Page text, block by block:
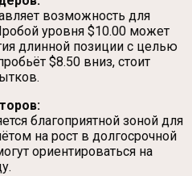
возможность для
уровня $10.00 может
длинной позиции с целью
$8.50 вниз, стоит
благоприятной зоной для
на рост в долгосрочной
ориентироваться на